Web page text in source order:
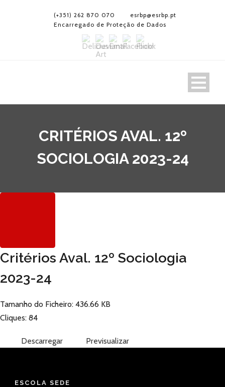
(+351) 262 870 070
esrbp@esrbp.pt
Encarregado de Proteção de Dados
CRITÉRIOS AVAL. 12º
SOCIOLOGIA 2023-24
Critérios Aval. 12º Sociologia
2023-24
Tamanho do Ficheiro: 436.66 KB
Cliques: 84
Descarregar Previsualizar
ESCOLA SEDE